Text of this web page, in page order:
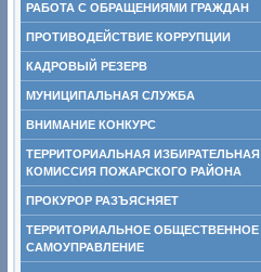
РАБОТА С ОБРАЩЕНИЯМИ ГРАЖДАН
ПРОТИВОДЕЙСТВИЕ КОРРУПЦИИ
КАДРОВЫЙ РЕЗЕРВ
МУНИЦИПАЛЬНАЯ СЛУЖБА
ВНИМАНИЕ КОНКУРС
ТЕРРИТОРИАЛЬНАЯ ИЗБИРАТЕЛЬНАЯ
КОМИССИЯ ПОЖАРСКОГО РАЙОНА
ПРОКУРОР РАЗЪЯСНЯЕТ
ТЕРРИТОРИАЛЬНОЕ ОБЩЕСТВЕННОЕ
САМОУПРАВЛЕНИЕ